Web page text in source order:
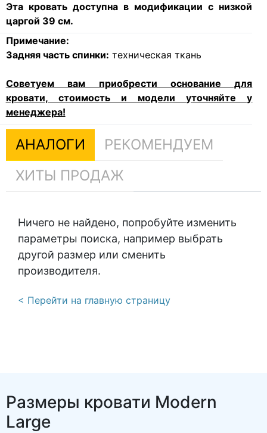
Эта кровать доступна в модификации с низкой
царгой 39 см.
Примечание:
Задняя часть спинки: техническая ткань
Советуем вам приобрести основание для
кровати, стоимость и модели уточняйте у
менеджера!
АНАЛОГИ
РЕКОМЕНДУЕМ
ХИТЫ ПРОДАЖ
Ничего не найдено, попробуйте изменить
параметры поиска, например выбрать
другой размер или сменить
производителя.
< Перейти на главную страницу
Размеры кровати Modern
Large